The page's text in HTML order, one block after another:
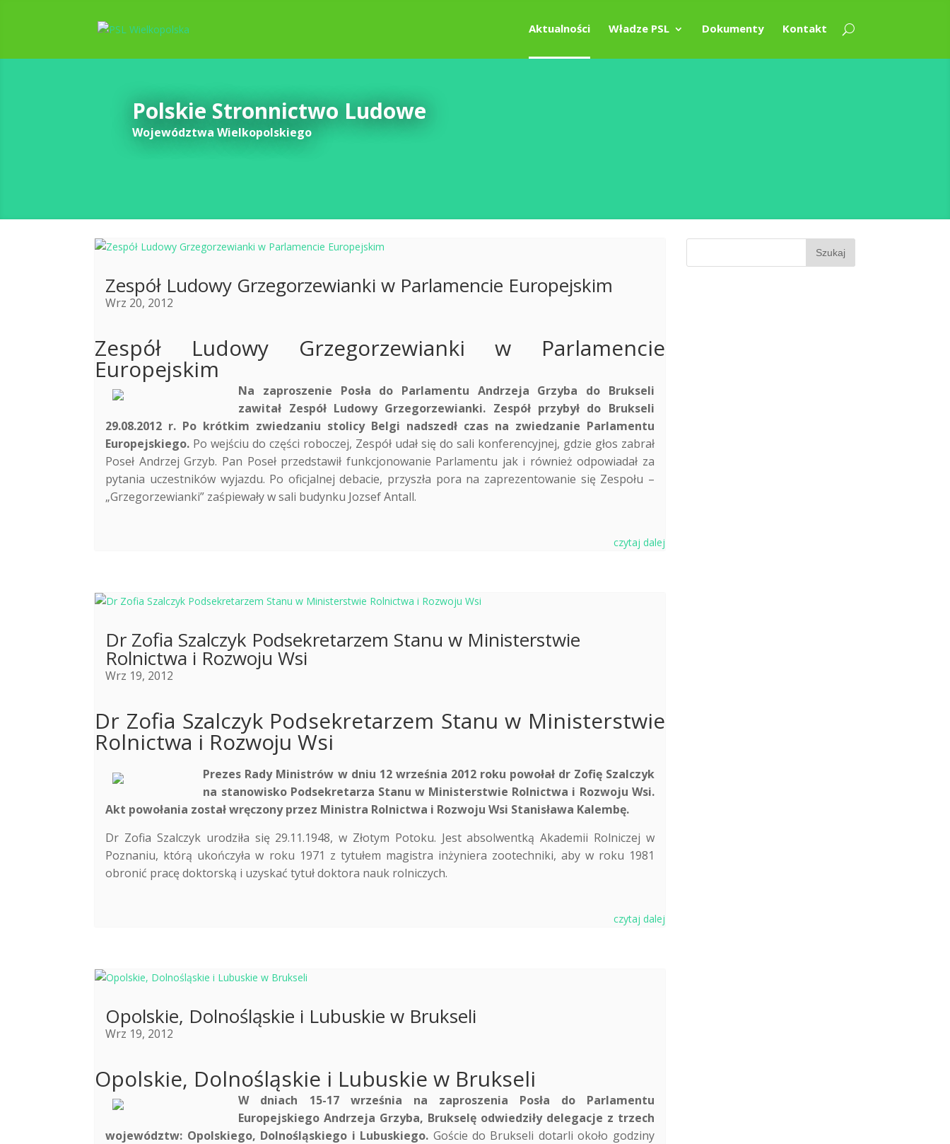
Aktualności Władze PSL Dokumenty Kontakt
Polskie Stronnictwo Ludowe
Województwa Wielkopolskiego
Zespół Ludowy Grzegorzewianki w Parlamencie Europejskim
Wrz 20, 2012
Zespół Ludowy Grzegorzewianki w Parlamencie
Europejskim
Na zaproszenie Posła do Parlamentu Andrzeja Grzyba do Brukseli
zawitał Zespół Ludowy Grzegorzewianki. Zespół przybył do Brukseli
29.08.2012 r. Po krótkim zwiedzaniu stolicy Belgi nadszedł czas na zwiedzanie Parlamentu
Europejskiego. Po wejściu do części roboczej, Zespół udał się do sali konferencyjnej, gdzie głos zabrał
Poseł Andrzej Grzyb. Pan Poseł przedstawił funkcjonowanie Parlamentu jak i również odpowiadał za
pytania uczestników wyjazdu. Po oficjalnej debacie, przyszła pora na zaprezentowanie się Zespołu –
„Grzegorzewianki” zaśpiewały w sali budynku Jozsef Antall.
czytaj dalej
Dr Zofia Szalczyk Podsekretarzem Stanu w Ministerstwie
Rolnictwa i Rozwoju Wsi
Wrz 19, 2012
Dr Zofia Szalczyk Podsekretarzem Stanu w Ministerstwie
Rolnictwa i Rozwoju Wsi
Prezes Rady Ministrów w dniu 12 września 2012 roku powołał dr Zofię Szalczyk
na stanowisko Podsekretarza Stanu w Ministerstwie Rolnictwa i Rozwoju Wsi.
Akt powołania został wręczony przez Ministra Rolnictwa i Rozwoju Wsi Stanisława Kalembę.
Dr Zofia Szalczyk urodziła się 29.11.1948, w Złotym Potoku. Jest absolwentką Akademii Rolniczej w
Poznaniu, którą ukończyła w roku 1971 z tytułem magistra inżyniera zootechniki, aby w roku 1981
obronić pracę doktorską i uzyskać tytuł doktora nauk rolniczych.
czytaj dalej
Opolskie, Dolnośląskie i Lubuskie w Brukseli
Wrz 19, 2012
Opolskie, Dolnośląskie i Lubuskie w Brukseli
W dniach 15-17 września na zaproszenia Posła do Parlamentu
Europejskiego Andrzeja Grzyba, Brukselę odwiedziły delegacje z trzech
województw: Opolskiego, Dolnośląskiego i Lubuskiego. Goście do Brukseli dotarli około godziny